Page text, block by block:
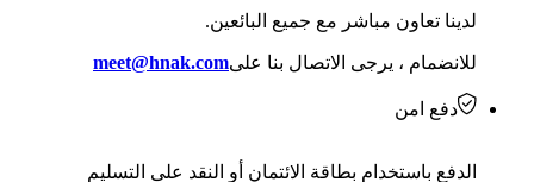
لدينا تعاون مباشر مع جميع البائعين.
للانضمام ، يرجى الاتصال بنا علىmeet@hnak.com
دفع امن
الدفع باستخدام بطاقة الائتمان أو النقد على التسليم